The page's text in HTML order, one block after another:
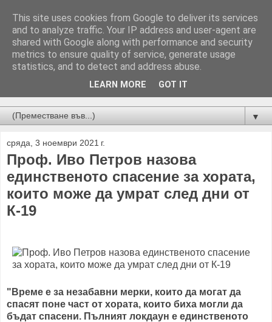
Новини от Бургас, страната и света!
▼
сряда, 3 ноември 2021 г.
Проф. Иво Петров назова
единственото спасение за хората,
които може да умрат след дни от
К-19
"Време е за незабавни мерки, които да могат да
спасят поне част от хората, които биха могли да
бъдат спасени. Пълният локдаун е единственото
This site uses cookies from Google to deliver its services
and to analyze traffic. Your IP address and user-agent are
shared with Google along with performance and security
metrics to ensure quality of service, generate usage
statistics, and to detect and address abuse.
LEARN MORE GOT IT